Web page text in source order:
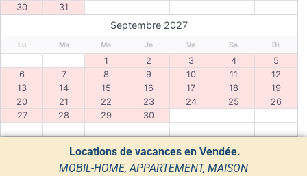
30
31
Septembre 2027
Lu Ma Me Je Ve Sa Di
1 2 3 4
5
6
7 8 9 10 11
12
13
14 15 16 17 18
19
20
21 22 23 24 25
26
27
28 29 30
Locations de vacances en Vendée.
MOBIL-HOME, APPARTEMENT, MAISON